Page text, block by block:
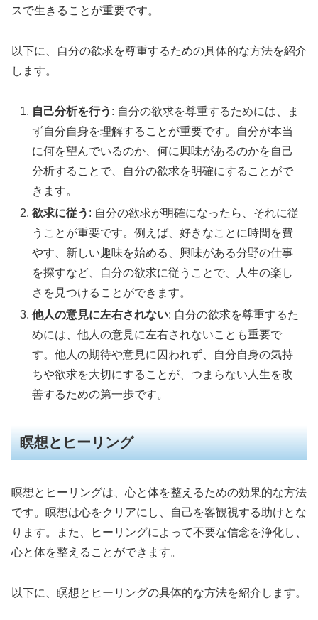
スで生きることが重要です。
以下に、自分の欲求を尊重するための具体的な方法を紹介
します。
自己分析を行う : 自分の欲求を尊重するためには、ま
ず自分自身を理解することが重要です。自分が本当
に何を望んでいるのか、何に興味があるのかを自己
分析することで、自分の欲求を明確にすることがで
きます。
欲求に従う : 自分の欲求が明確になったら、それに従
うことが重要です。例えば、好きなことに時間を費
やす、新しい趣味を始める、興味がある分野の仕事
を探すなど、自分の欲求に従うことで、人生の楽し
さを見つけることができます。
他人の意見に左右されない: 自分の欲求を尊重するた
めには、他人の意見に左右されないことも重要で
す。他人の期待や意見に囚われず、自分自身の気持
ちや欲求を大切にすることが、つまらない人生を改
善するための第一歩です。
瞑想とヒーリング
瞑想とヒーリングは、心と体を整えるための効果的な方法
です。瞑想は心をクリアにし、自己を客観視する助けとな
ります。また、ヒーリングによって不要な信念を浄化し、
心と体を整えることができます。
以下に、瞑想とヒーリングの具体的な方法を紹介します。